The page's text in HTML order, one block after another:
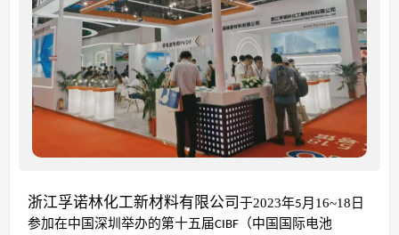
浙江孚诺林化工新材料有限公司于2023年5月 16~18日
参加在中国深圳举办的第十五届CIBF（中国国际电池